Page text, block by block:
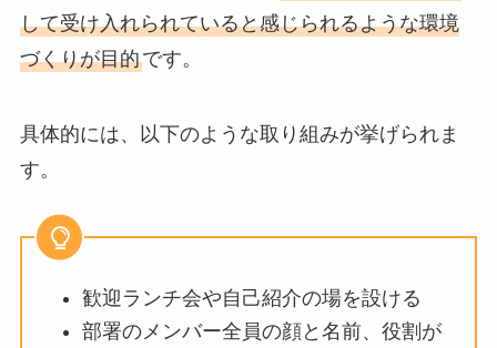
して受け入れられていると感じられるような環境
づくりが目的です。
具体的には、以下のような取り組みが挙げられま
す。
歓迎ランチ会や自己紹介の場を設ける
部署のメンバー全員の顔と名前、役割が